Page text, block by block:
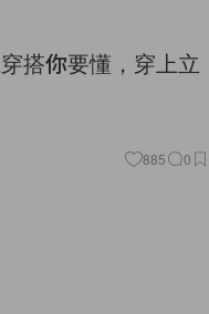
搭你要懂，穿上立
885 0